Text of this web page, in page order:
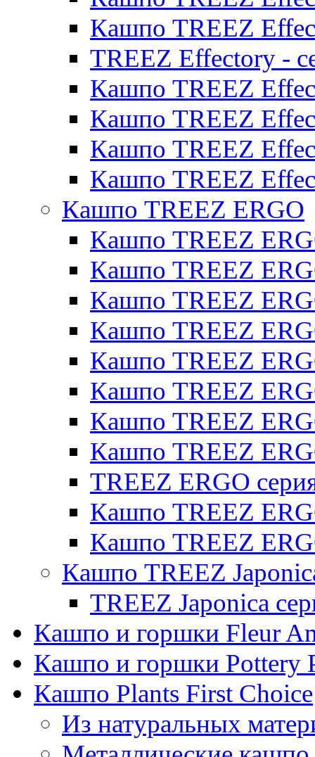
Кашпо TREEZ
TREEZ Effectory -
Кашпо TREEZ
Кашпо TREEZ
Кашпо TREEZ
Кашпо TREEZ
Кашпо TREEZ ERGO
Кашпо TREEZ
Кашпо TREEZ
Кашпо TREEZ
Кашпо TREEZ
Кашпо TREEZ
Кашпо TREEZ
Кашпо TREEZ
Кашпо TREEZ
TREEZ ERGO
Кашпо TREEZ
Кашпо TREEZ
Кашпо TREEZ
TREEZ Japonica
Кашпо и горшки Fleur
Кашпо и горшки Pottery
Кашпо Plants First Choice
Из натуральных